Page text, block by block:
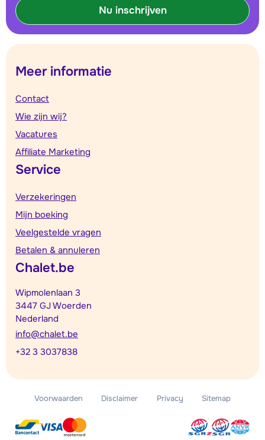
Nu inschrijven
Meer informatie
Contact
Wie zijn wij?
Vacatures
Affiliate Marketing
Service
Verzekeringen
Mijn boeking
Veelgestelde vragen
Betalen & annuleren
Chalet.be
Wipmolenlaan 3
3447 GJ Woerden
Nederland
info@chalet.be
+32 3 3037838
Voorwaarden Disclaimer Privacy Sitemap